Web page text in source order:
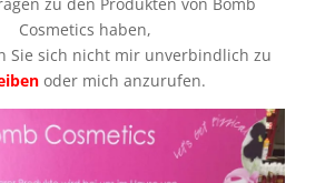
zu den Produkten von Bomb
Cosmetics haben,
Sie sich nicht mir unverbindlich zu
oder mich anzurufen.